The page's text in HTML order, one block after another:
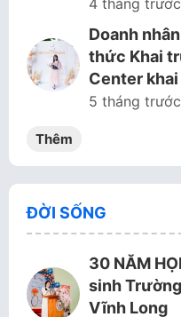
4 tháng trước
Doanh
thức Khai
Center
5 tháng trước
Thêm
ĐỜI SỐNG
30 NĂM
sinh
Vĩnh Long